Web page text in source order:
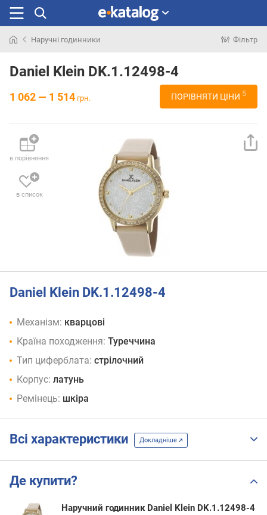
раніше
Наручні годинники Фільтр
Daniel Klein DK.1.12498-4
1 062 — 1 514 грн. ПОРІВНЯТИ ЦІНИ 5
в порівняння
в список
Daniel Klein DK.1.12498-4
Механізм: кварцові
Країна походження: Туреччина
Тип циферблата: стрілочний
Корпус: латунь
Ремінець: шкіра
Всі характеристики Докладніше
Де купити?
Наручний годинник Daniel Klein DK.1.12498-4